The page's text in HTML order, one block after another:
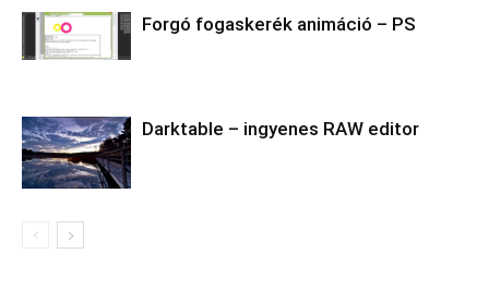
Forgó fogaskerék animáció – PS
Darktable – ingyenes RAW editor